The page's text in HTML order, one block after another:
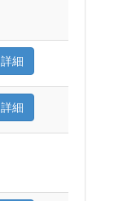
詳細
詳細